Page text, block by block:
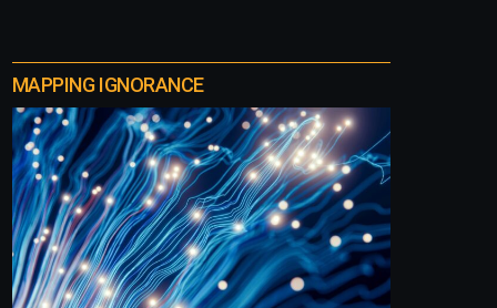
MAPPING IGNORANCE